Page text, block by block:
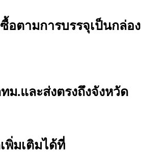
อตามการบรรจุเป็นกล่อง
ม.และส่งตรงถึงจังหวัด
พิ่มเติมได้ที่